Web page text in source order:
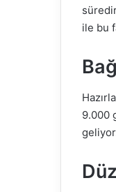
ile bu
9.000